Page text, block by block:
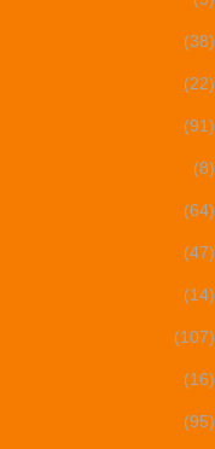
(38)
(22)
(91)
(8)
(64)
(47)
(14)
(107)
(16)
(95)